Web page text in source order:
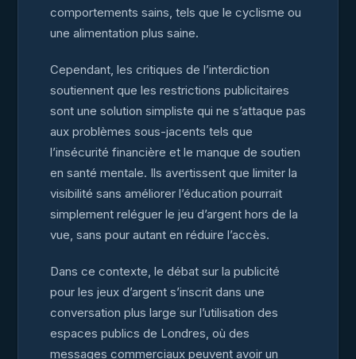
comportements sains, tels que le cyclisme ou
une alimentation plus saine.
Cependant, les critiques de l’interdiction
soutiennent que les restrictions publicitaires
sont une solution simpliste qui ne s’attaque pas
aux problèmes sous-jacents tels que
l’insécurité financière et le manque de soutien
en santé mentale. Ils avertissent que limiter la
visibilité sans améliorer l’éducation pourrait
simplement reléguer le jeu d’argent hors de la
vue, sans pour autant en réduire l’accès.
Dans ce contexte, le débat sur la publicité
pour les jeux d’argent s’inscrit dans une
conversation plus large sur l’utilisation des
espaces publics de Londres, où des
messages commerciaux peuvent avoir un